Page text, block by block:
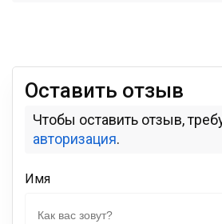
Оставить отзыв
Чтобы оставить отзыв,
авторизация.
Имя